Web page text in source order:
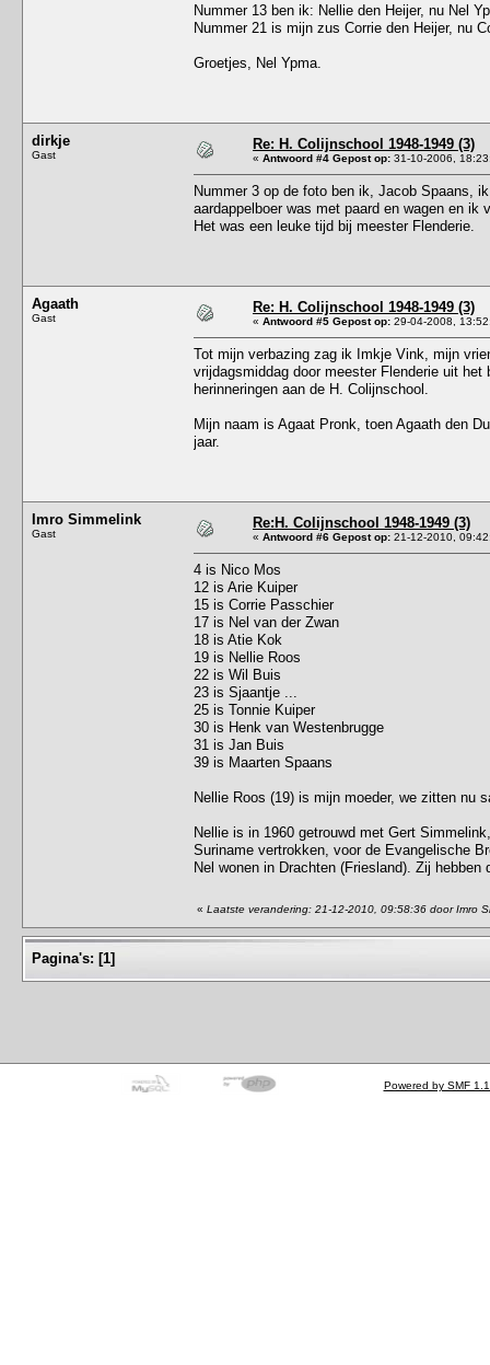
Nummer 13 ben ik: Nellie den Heijer, nu Nel
Nummer 21 is mijn zus Corrie den Heijer, nu
Groetjes, Nel Ypma.
dirkje
Gast
Re: H. Colijnschool 1948-1949 (3)
« Antwoord #4 Gepost op: 31-10-2006,
Nummer 3 op de foto ben ik, Jacob Spaans,
aardappelboer was met paard en wagen en
Het was een leuke tijd bij meester Flenderie.
Agaath
Gast
Re: H. Colijnschool 1948-1949 (3)
« Antwoord #5 Gepost op: 29-04-2008,
Tot mijn verbazing zag ik Imkje Vink, mijn
vrijdagsmiddag door meester Flenderie uit
herinneringen aan de H. Colijnschool.
Mijn naam is Agaat Pronk, toen Agaath den
jaar.
Imro Simmelink
Gast
Re:H. Colijnschool 1948-1949 (3)
« Antwoord #6 Gepost op: 21-12-2010,
4 is Nico Mos
12 is Arie Kuiper
15 is Corrie Passchier
17 is Nel van der Zwan
18 is Atie Kok
19 is Nellie Roos
22 is Wil Buis
23 is Sjaantje ...
25 is Tonnie Kuiper
30 is Henk van Westenbrugge
31 is Jan Buis
39 is Maarten Spaans
Nellie Roos (19) is mijn moeder, we zitten nu
Nellie is in 1960 getrouwd met Gert
Suriname vertrokken, voor de Evangelische
Nel wonen in Drachten (Friesland). Zij
« Laatste verandering: 21-12-2010, 09:58:36 door Imro
Pagina's: [1]
Powered by SMF